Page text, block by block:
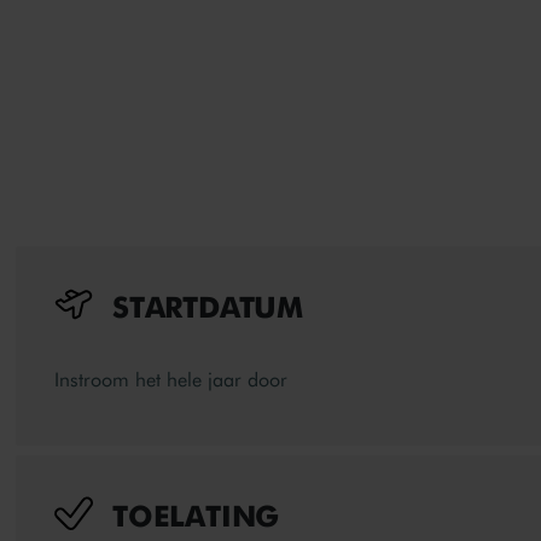
STARTDATUM
Instroom het hele jaar door
TOELATING